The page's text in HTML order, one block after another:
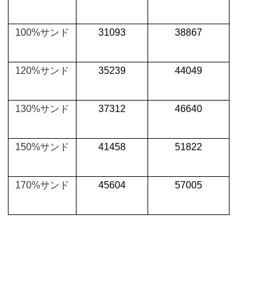
100%サンド 31093 38867
120%サンド 35239 44049
130%サンド 37312 46640
150%サンド 41458 51822
170%サンド 45604 57005